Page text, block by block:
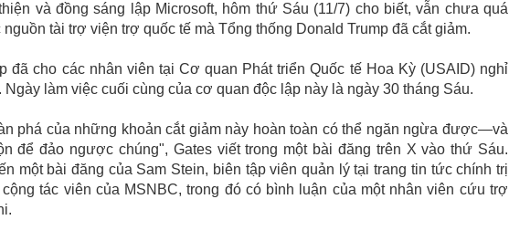
và đồng sáng lập Microsoft, hôm thứ Sáu (11/7) cho biết, vẫn chưa quá
tài trợ viện trợ quốc tế mà Tổng thống Donald Trump đã cắt giảm.
đã cho các nhân viên tại Cơ quan Phát triển Quốc tế Hoa Kỳ (USAID) nghỉ
Ngày làm việc cuối cùng của cơ quan độc lập này là ngày 30 tháng Sáu.
phá của những khoản cắt giảm này hoàn toàn có thể ngăn ngừa được—và
để đảo ngược chúng", Gates viết trong một bài đăng trên X vào thứ Sáu.
một bài đăng của Sam Stein, biên tập viên quản lý tại trang tin tức chính trị
tác viên của MSNBC, trong đó có bình luận của một nhân viên cứu trợ